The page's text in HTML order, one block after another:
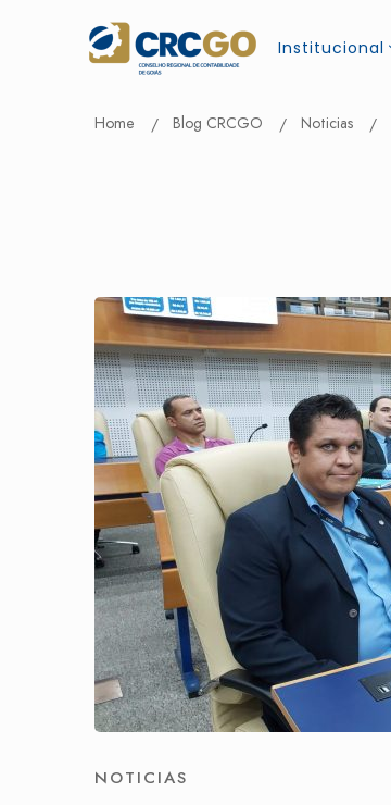
Institucional
Home Blog CRCGO Noticias
NOTICIAS